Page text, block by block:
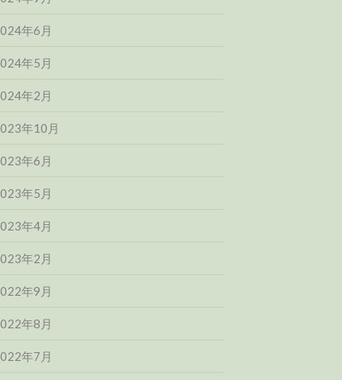
年6月
年5月
年2月
年10月
年6月
年5月
年4月
年2月
年9月
年8月
年7月